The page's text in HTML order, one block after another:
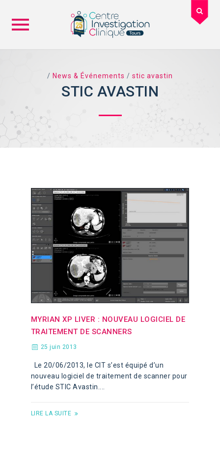
/ News & Événements / stic avastin
TAG ARCHIVES:
STIC AVASTIN
MYRIAN XP LIVER : NOUVEAU LOGICIEL DE
TRAITEMENT DE SCANNERS
25 juin 2013
Le 20/06/2013, le CIT s’est équipé d’un
nouveau logiciel de traitement de scanner pour
l’étude STIC Avastin....
LIRE LA SUITE